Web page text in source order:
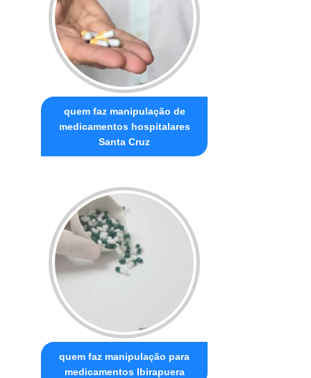
quem faz manipulação de
medicamentos hospitalares
Santa Cruz
quem faz manipulação para
medicamentos Ibirapuera